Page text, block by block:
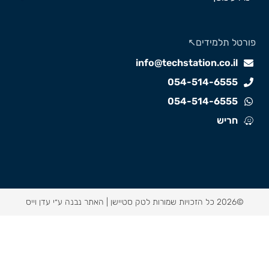
info@techstation.co.il
054-514-6555
054-514-6555
חריש
תלמידים↖️
האתר נבנה ע״י עדן וייס